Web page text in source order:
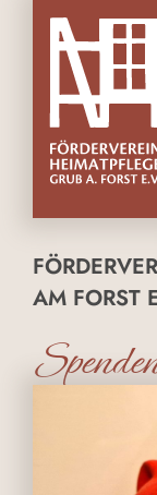
AM FORST